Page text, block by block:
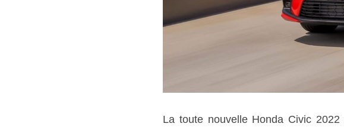
La toute nouvelle Honda Civic